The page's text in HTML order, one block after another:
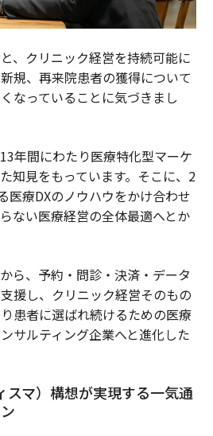
、クリニック経営を持続可能に
規、再来院患者の獲得について
なっていることに気づきまし
年間にわたり医療特化型マーケ
知見をもっています。そこに、2
医療DXのノウハウをかけ合わせ
ない医療経営の全体最適へとか
ら、予約・問診・決済・データ
援し、クリニック経営そのもの
患者に選ばれ続けるための医療
サルティング企業へと進化した
スマ）構想が実現する一気通